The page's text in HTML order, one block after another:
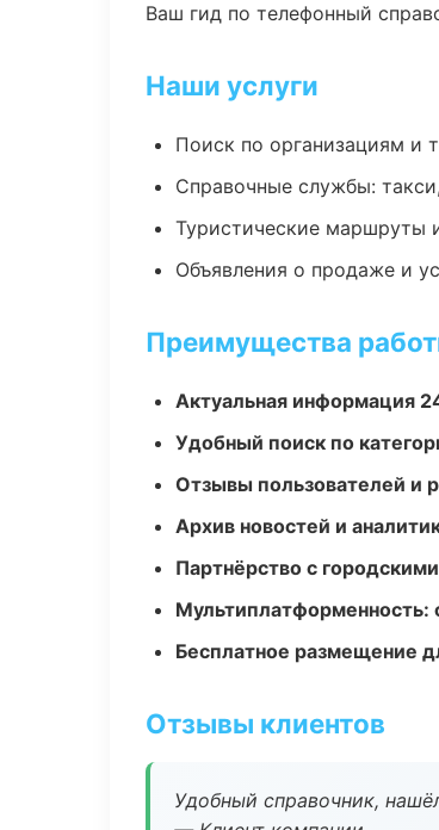
Ваш гид по телефонный
Наши услуги
Поиск по организациям и
Справочные службы:
Туристические маршруты
Объявления о продаже и
Преимущества
Актуальная информация
Удобный поиск по
Отзывы пользователей и
Архив новостей и
Партнёрство с
Мультиплатформенность:
Бесплатное размещение
Отзывы клиентов
Удобный справочник,